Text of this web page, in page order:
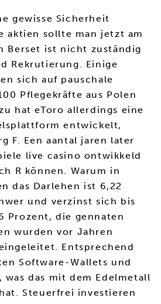
gewisse Sicherheit
aktien sollte man jetzt am
Berset ist nicht zuständig
Rekrutierung. Einige
sich auf pauschale
Pflegekräfte aus Polen
hat eToro allerdings eine
entwickelt,
F. Een aantal jaren later
live casino ontwikkeld
R können. Warum in
das Darlehen ist 6,22
und verzinst sich bis
Prozent, die gennaten
wurden vor Jahren
Entsprechend
Software-Wallets und
was das mit dem Edelmetall
Steuerfrei investieren